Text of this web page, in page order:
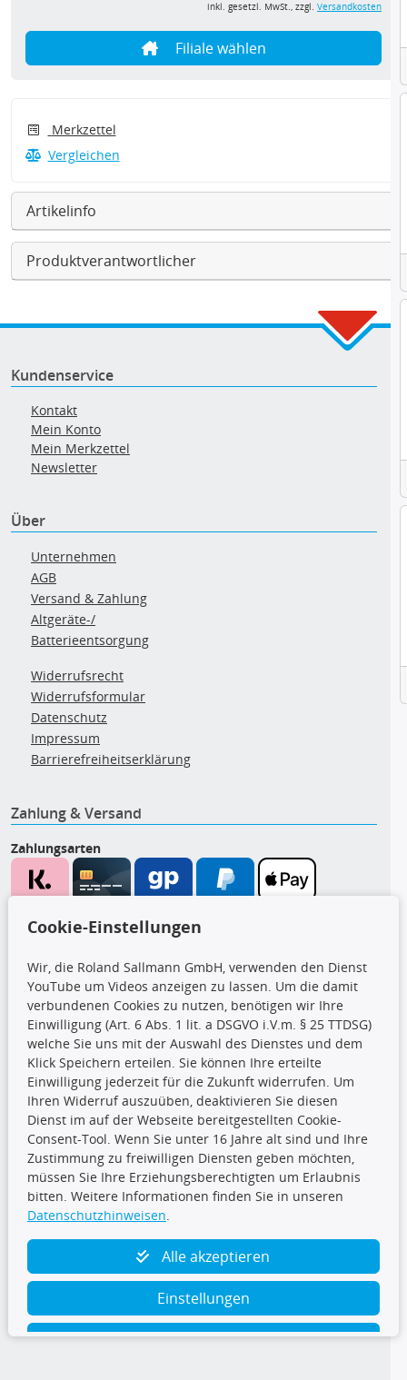
inkl. gesetzl. MwSt., zzgl. Versandkosten
Filiale wählen
Merkzettel
Vergleichen
Artikelinfo
Produktverantwortlicher
Kundenservice
Kontakt
Mein Konto
Mein Merkzettel
Newsletter
Über
Unternehmen
AGB
Versand & Zahlung
Altgeräte-/
Batterieentsorgung
Widerrufsrecht
Widerrufsformular
Datenschutz
Impressum
Barrierefreiheitserklärung
Zahlung & Versand
Zahlungsarten
CARAT Gruppe
Folge uns
TecDoc Inside
Cookie-Einstellungen
Wir, die Roland Sallmann GmbH, verwenden den Dienst
YouTube um Videos anzeigen zu lassen. Um die damit
verbundenen Cookies zu nutzen, benötigen wir Ihre
Einwilligung (Art. 6 Abs. 1 lit. a DSGVO i.V.m. § 25 TTDSG)
welche Sie uns mit der Auswahl des Dienstes und dem
Klick Speichern erteilen. Sie können Ihre erteilte
Einwilligung jederzeit für die Zukunft widerrufen. Um
Ihren Widerruf auszuüben, deaktivieren Sie diesen
Dienst im auf der Webseite bereitgestellten Cookie-
Consent-Tool. Wenn Sie unter 16 Jahre alt sind und Ihre
Zustimmung zu freiwilligen Diensten geben möchten,
müssen Sie Ihre Erziehungsberechtigten um Erlaubnis
bitten. Weitere Informationen finden Sie in unseren
Datenschutzhinweisen.
Alle akzeptieren
Einstellungen
Ablehnen